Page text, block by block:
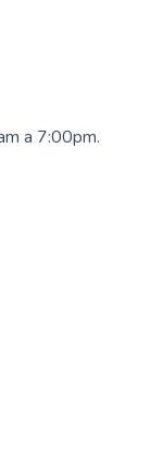
a 7:00pm.